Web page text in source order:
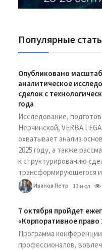
Реклама Ассоциации
Популярные
Опубликовано
аналитическое
сделок с
года
Исследование,
Нерчинской, VERBA
охватывает анализ
2025 году, а также
к структурированию
трансформирующегося
Иванов Петр 13 июл
7 октября пройдет
«Корпоративное право
Программа
профессионалов,